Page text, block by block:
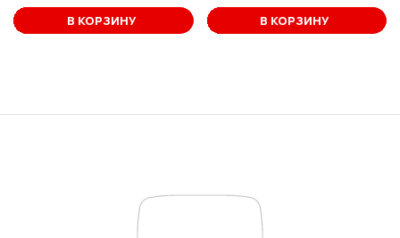
В КОРЗИНУ В КОРЗИНУ
В корзине